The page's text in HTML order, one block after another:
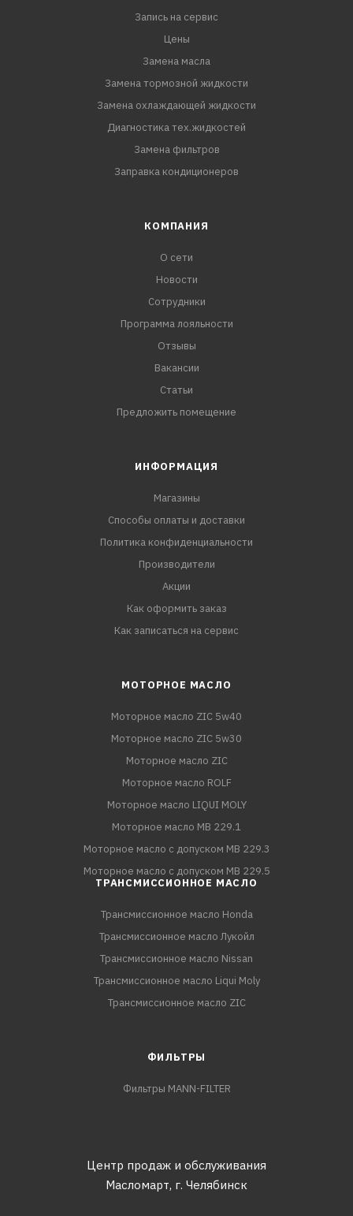
Запись на сервис
Цены
Замена масла
Замена тормозной жидкости
Замена охлаждающей жидкости
Диагностика тех.жидкостей
Замена фильтров
Заправка кондиционеров
КОМПАНИЯ
О сети
Новости
Сотрудники
Программа лояльности
Отзывы
Вакансии
Статьи
Предложить помещение
ИНФОРМАЦИЯ
Магазины
Способы оплаты и доставки
Политика конфиденциальности
Производители
Акции
Как оформить заказ
Как записаться на сервис
МОТОРНОЕ МАСЛО
Моторное масло ZIC 5w40
Моторное масло ZIC 5w30
Моторное масло ZIC
Моторное масло ROLF
Моторное масло LIQUI MOLY
Моторное масло MB 229.1
Моторное масло с допуском MB 229.3
Моторное масло с допуском MB 229.5
ТРАНСМИССИОННОЕ МАСЛО
Трансмиссионное масло Honda
Трансмиссионное масло Лукойл
Трансмиссионное масло Nissan
Трансмиссионное масло Liqui Moly
Трансмиссионное масло ZIC
ФИЛЬТРЫ
Фильтры MANN-FILTER
Центр продаж и обслуживания
Масломарт, г. Челябинск